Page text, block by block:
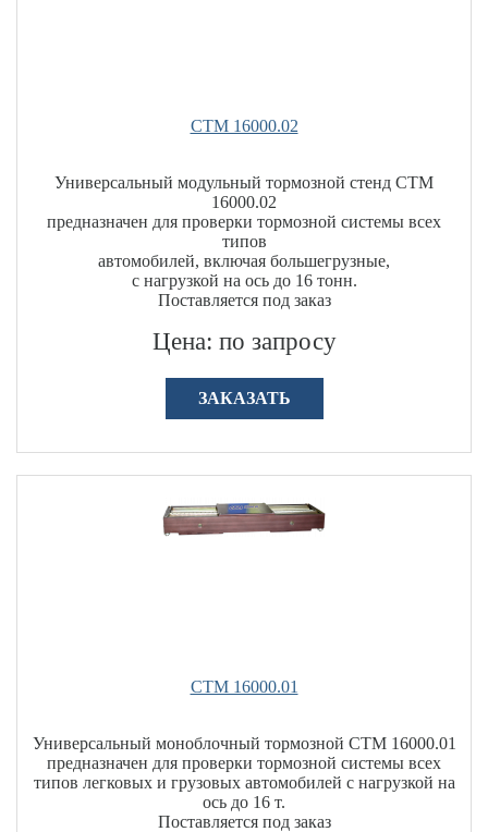
СТМ 16000.02
Универсальный модульный тормозной стенд СТМ
16000.02
предназначен для проверки тормозной системы всех
типов
автомобилей, включая большегрузные,
с нагрузкой на ось до 16 тонн.
Поставляется под заказ
Цена: по запросу
ЗАКАЗАТЬ
СТМ 16000.01
Универсальный моноблочный тормозной СТМ 16000.01
предназначен для проверки тормозной системы всех
типов легковых и грузовых автомобилей с нагрузкой на
ось до 16 т.
Поставляется под заказ